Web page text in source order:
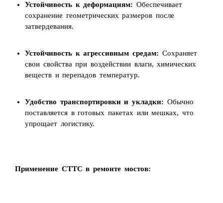
Устойчивость к деформациям: Обеспечивает
сохранение геометрических размеров после
затвердевания.
Устойчивость к агрессивным средам: Сохраняет
свои свойства при воздействии влаги, химических
веществ и перепадов температур.
Удобство транспортировки и укладки: Обычно
поставляется в готовых пакетах или мешках, что
упрощает логистику.
Применение СТТС в ремонте мостов: